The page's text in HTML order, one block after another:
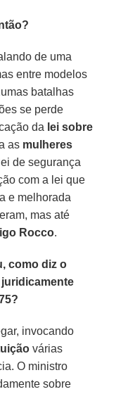
de uma
entre modelos
batalhas
se perde
da lei sobre
as mulheres
de segurança
com a lei que
e melhorada
mas até
Rocco.
como diz o
invocando
várias
O ministro
sobre